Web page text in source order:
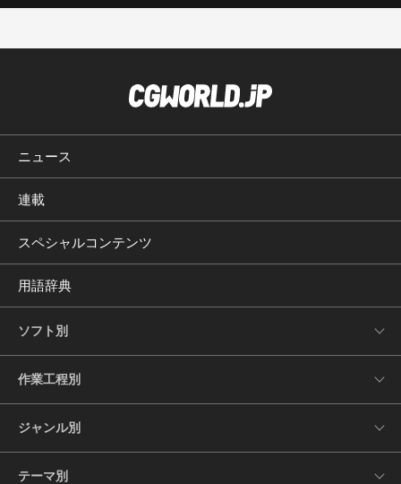
ニュース
連載
スペシャルコンテンツ
用語辞典
ソフト別
作業工程別
ジャンル別
テーマ別